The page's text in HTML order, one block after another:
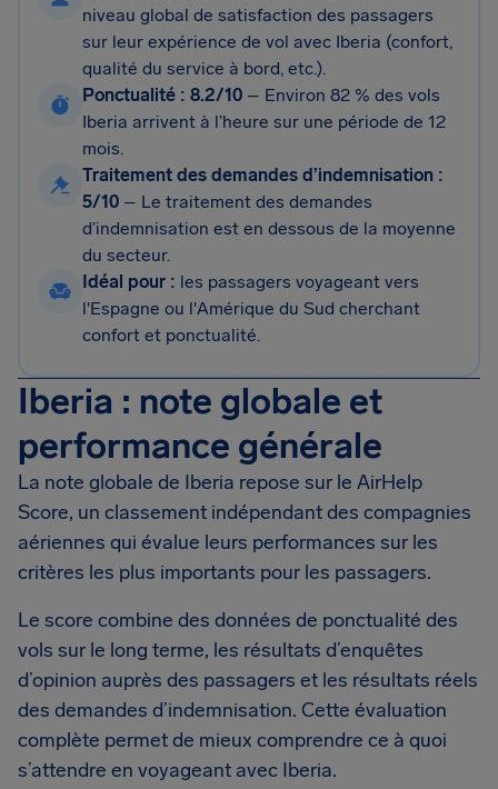
niveau global de satisfaction des passagers
sur leur expérience de vol avec Iberia (confort,
qualité du service à bord, etc.).
Ponctualité : 8.2/10 – Environ 82 % des vols
Iberia arrivent à l’heure sur une période de 12
mois.
Traitement des demandes d’indemnisation :
5/10 – Le traitement des demandes
d’indemnisation est en dessous de la moyenne
du secteur.
Idéal pour : les passagers voyageant vers
l'Espagne ou l'Amérique du Sud cherchant
confort et ponctualité.
Iberia : note globale et
performance générale
La note globale de Iberia repose sur le AirHelp
Score, un classement indépendant des compagnies
aériennes qui évalue leurs performances sur les
critères les plus importants pour les passagers.
Le score combine des données de ponctualité des
vols sur le long terme, les résultats d’enquêtes
d’opinion auprès des passagers et les résultats réels
des demandes d’indemnisation. Cette évaluation
complète permet de mieux comprendre ce à quoi
s’attendre en voyageant avec Iberia.